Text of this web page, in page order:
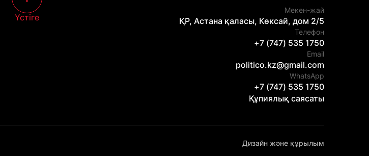
Үстіге
Мекен-жай
ҚР, Астана қаласы, Көксай, дом 2/5
Телефон
+7 (747) 535 1750
Email
politico.kz@gmail.com
WhatsApp
+7 (747) 535 1750
Құпиялық саясаты
Дизайн және құрылым